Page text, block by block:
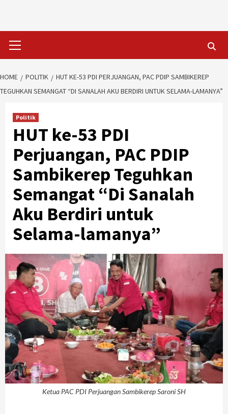
Menu
HOME POLITIK
HUT KE-53 PDI PERJUANGAN, PAC PDIP SAMBIKEREP
TEGUHKAN SEMANGAT “DI SANALAH AKU BERDIRI UNTUK SELAMA-LAMANYA”
Politik
HUT ke-53 PDI
Perjuangan, PAC PDIP
Sambikerep Teguhkan
Semangat “Di Sanalah
Aku Berdiri untuk
Selama-lamanya”
Ketua PAC PDI Perjuangan Sambikerep Saroni SH